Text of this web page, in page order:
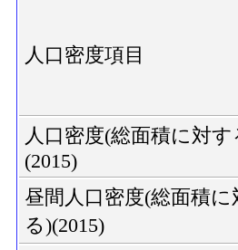
人口密度項目
人口密度(総面積に対す
(2015)
昼間人口密度(総面積に
る)(2015)